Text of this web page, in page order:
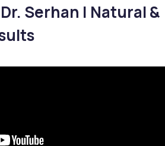
Serhan | Natural &